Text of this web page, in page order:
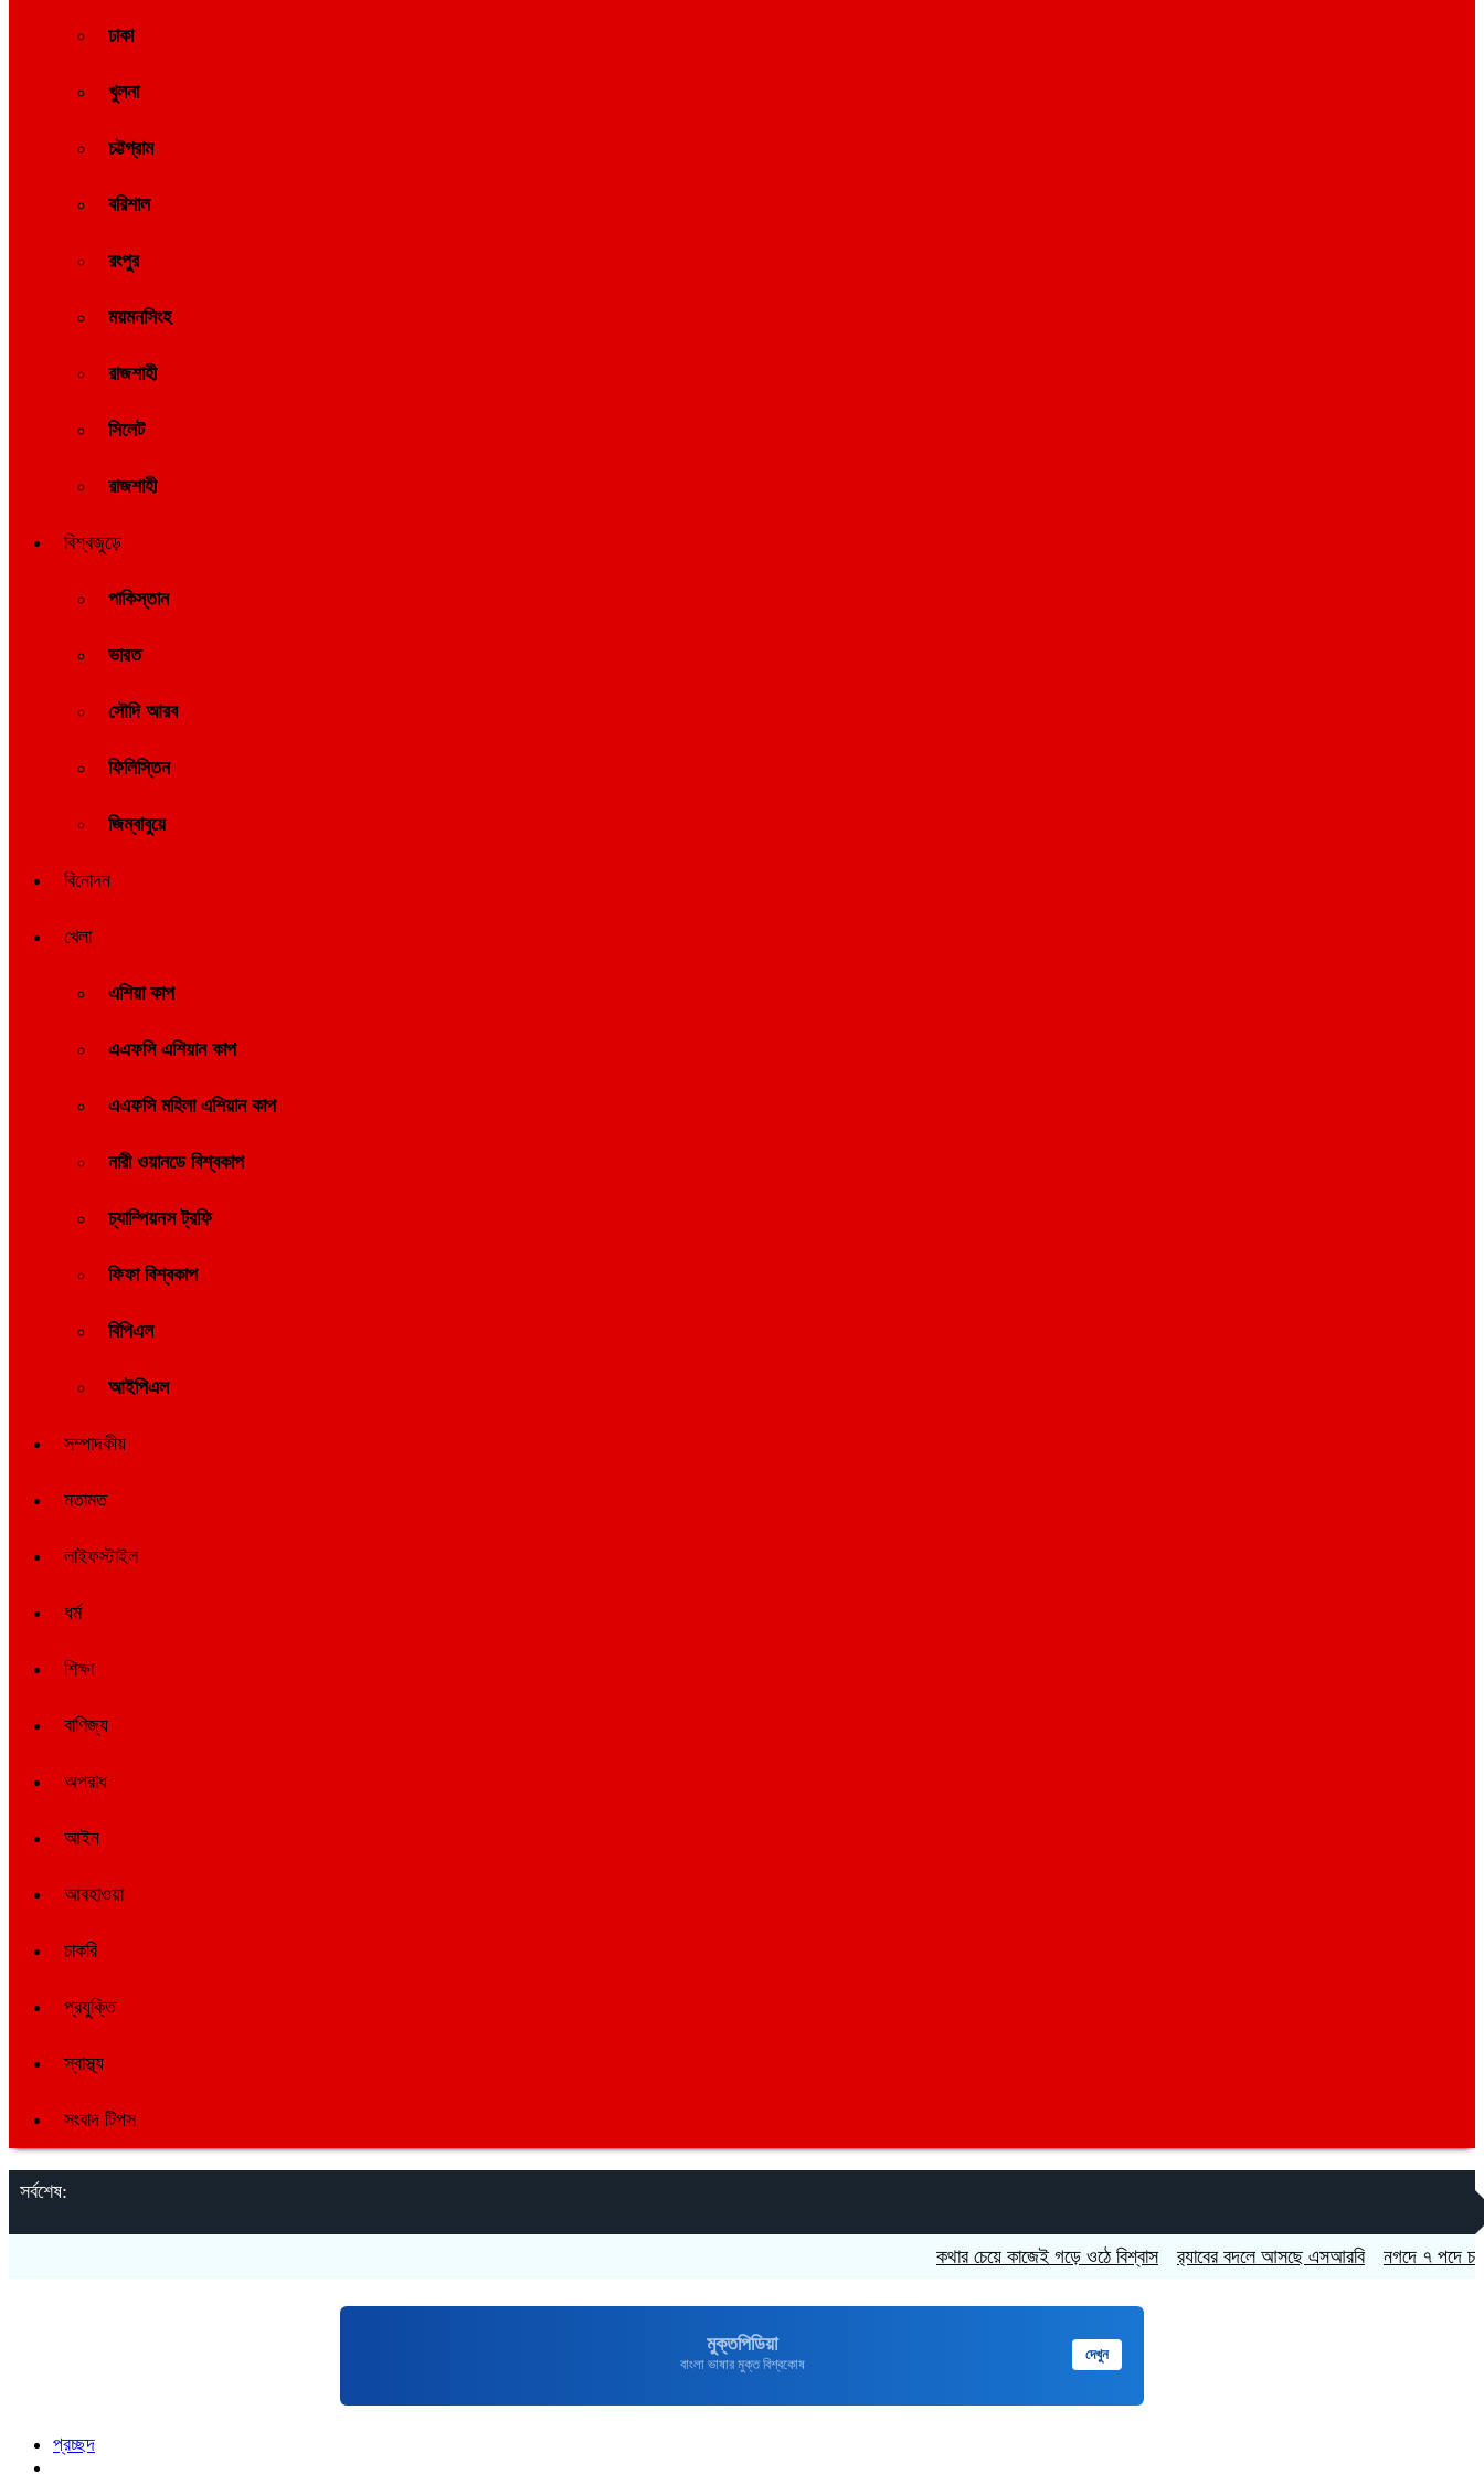
ঢাকা
খুলনা
চট্টগ্রাম
বরিশাল
রংপুর
ময়মনসিংহ
রাজশাহী
সিলেট
রাজশাহী
বিশ্বজুড়ে
পাকিস্তান
ভারত
সৌদি আরব
ফিলিস্তিন
জিম্বাবুয়ে
বিনোদন
খেলা
এশিয়া কাপ
এএফসি এশিয়ান কাপ
এএফসি মহিলা এশিয়ান কাপ
নারী ওয়ানডে বিশ্বকাপ
চ্যাম্পিয়নস ট্রফি
ফিফা বিশ্বকাপ
বিপিএল
আইপিএল
সম্পাদকীয়
মতামত
লাইফস্টাইল
ধর্ম
শিক্ষা
বাণিজ্য
অপরাধ
আইন
আবহাওয়া
চাকরি
প্রযুক্তি
স্বাস্থ্য
সংবাদ টিপস
সর্বশেষ:
কথার চেয়ে কাজেই গড়ে ওঠে বিশ্বাস র‍্যাবের বদলে আসছে এসআরবি নগদে ৭ পদে চাকরির
মুক্তপিডিয়া
বাংলা ভাষার মুক্ত বিশ্বকোষ দেখুন
প্রচ্ছদ